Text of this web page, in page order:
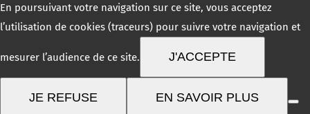
En poursuivant votre navigation sur ce site, vous acceptez
l’utilisation de cookies (traceurs) pour suivre votre navigation et
mesurer l’audience de ce site. J'ACCEPTE
JE REFUSE EN SAVOIR PLUS